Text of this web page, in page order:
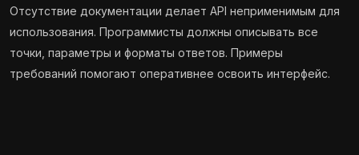
Отсутствие документации делает API неприменимым для
использования. Программисты должны описывать все
точки, параметры и форматы ответов. Примеры
требований помогают оперативнее освоить интерфейс.